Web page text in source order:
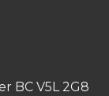
BC V5L 2G8